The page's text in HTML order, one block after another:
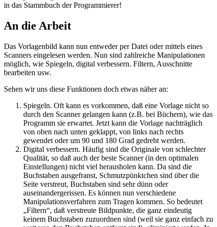
in das Stammbuch der Programmierer!
An die Arbeit
Das Vorlagenbild kann nun entweder per Datei oder mittels eines
Scanners eingelesen werden. Nun sind zahlreiche Manipulationen
möglich, wie Spiegeln, digital verbessern. Filtern, Ausschnitte
bearbeiten usw.
Sehen wir uns diese Funktionen doch etwas näher an:
Spiegeln. Oft kann es vorkommen, daß eine Vorlage nicht so
durch den Scanner gelangen kann (z.B. bei Büchern), wie das
Programm sie erwartet. Jetzt kann die Vorlage nachträglich
von oben nach unten geklappt, von links nach rechts
gewendet oder um 90 und 180 Grad gedreht werden.
Digital verbessern. Häufig sind die Originale von schlechter
Qualität, so daß auch der beste Scanner (in den optimalen
Einstellungen) nicht viel herausholen kann. Da sind die
Buchstaben ausgefranst, Schmutzpünktchen sind über die
Seite verstreut, Buchstaben sind sehr dünn oder
auseinandergerissen. Es können nun verschiedene
Manipulationsverfahren zum Tragen kommen. So bedeutet
„Filtern“, daß verstreute Bildpunkte, die ganz eindeutig
keinem Buchstaben zuzuordnen sind (weil sie ganz einfach zu